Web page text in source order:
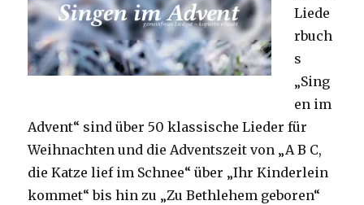
Liede
rbuch
s
„Sing
en im
Advent“ sind über 50 klassische Lieder für
Weihnachten und die Adventszeit von „A B C,
die Katze lief im Schnee“ über „Ihr Kinderlein
kommet“ bis hin zu „Zu Bethlehem geboren“